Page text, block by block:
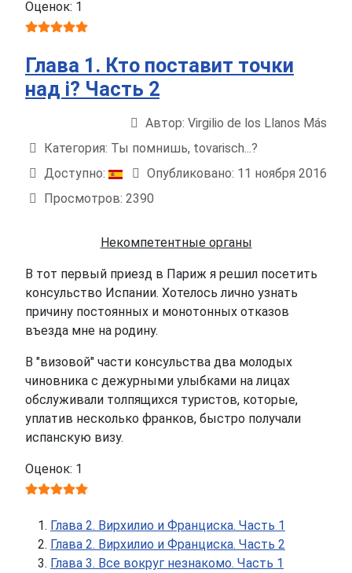
Оценок: 1
Глава 1. Кто поставит точки
над i? Часть 2
Информация о материале
Автор: Virgilio de los Llanos Más
Категория: Ты помнишь, tovarisch...?
Доступно:
Опубликовано: 11 ноября 2016
Просмотров: 2390
Некомпетентные органы
В тот первый приезд в Париж я решил посетить
консульство Испании. Хотелось лично узнать
причину постоянных и монотонных отказов
въезда мне на родину.
В "визовой" части консульства два молодых
чиновника с дежурными улыбками на лицах
обслуживали толпящихся туристов, которые,
уплатив несколько франков, быстро получали
испанскую визу.
Оценок: 1
Глава 2. Вирхилио и Франциска. Часть 1
Глава 2. Вирхилио и Франциска. Часть 2
Глава 3. Все вокруг незнакомо. Часть 1